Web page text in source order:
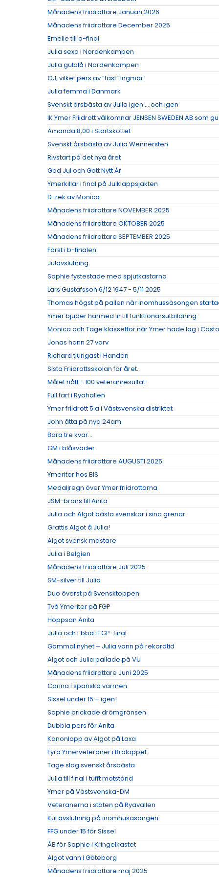
Månadens friidrottare Januari 2026
Månadens friidrottare December 2025
Emelie till a-final
Julia sexa i Nordenkampen
Julia gulblå i Nordenkampen
OJ, vilket pers av ”fast” Ingmar
Julia femma i Danmark
Svenskt årsbästa av Julia igen ….och igen
IK Ymer Friidrott välkomnar JENSEN SWEDEN AB som
Amanda 8,00 i Startskottet
Svenskt årsbästa av Julia Wennersten
Rivstart på det nya året
God Jul och Gott Nytt År
Ymerkillar i final på Julklappsjakten
D-rek av Monica
Månadens friidrottare NOVEMBER 2025
Månadens friidrottare OKTOBER 2025
Månadens friidrottare SEPTEMBER 2025
Först i b-finalen
Julavslutning
Sophie fystestade med spjutkastarna
Lars Gustafsson 6/12 1947 - 5/11 2025
Thomas högst på pallen när inomhussäsongen
Ymer bjuder härmed in till funktionärsutbildning
Monica och Tage klassettor när Ymer hade lag i
Jonas hann 27 varv
Richard tjurigast i Handen
Sista Friidrottsskolan för året.
Målet nått - 100 veteranresultat
Full fart i Ryahallen
Ymer friidrott 5:a i Västsvenska distriktet
John åtta på nya 24am
Bara tre kvar...
GM i blåsväder
Månadens friidrottare AUGUSTI 2025
Ymeriter hos BIS
Medaljregn över Ymer friidrottarna
JSM-brons till Anita
Julia och Algot bästa svenskar i sina grenar
Grattis Algot å Julia!
Algot svensk mästare
Julia i Belgien
Månadens friidrottare Juli 2025
SM-silver till Julia
Duo överst på Svensktoppen
Två Ymeriter på FGP
Hoppsan Anita
Julia och Ebba i FGP-final
Gammal nyhet – Julia vann på rekordtid
Algot och Julia pallade på VU
Månadens friidrottare Juni 2025
Carina i spanska värmen
Sissel under 15 – igen!
Sophie prickade drömgränsen
Dubbla pers för Anita
Kanonlopp av Algot på Laxa
Fyra Ymerveteraner i Broloppet
Tage slog svenskt årsbästa
Julia till final i tufft motstånd
Ymer på Västsvenska-DM
Veteranerna i stöten på Ryavallen
Kul avslutning på inomhusäsongen
FFG under 15 för Sissel
ÅB för Sophie i Kringelkastet
Algot vann i Göteborg
Månadens friidrottare maj 2025